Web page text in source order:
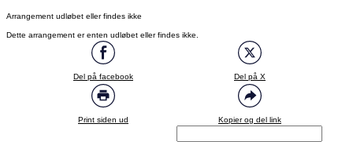
Arrangement udløbet eller findes ikke
Dette arrangement er enten udløbet eller findes ikke.
Del på facebook Del på X
Print siden ud Kopier og del link